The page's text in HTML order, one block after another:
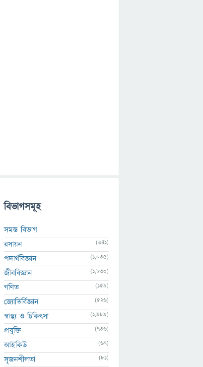
বিভাগসমূহ
সমস্ত বিভাগ
রসায়ন
(641)
পদার্থবিজ্ঞান (1,035)
জীববিজ্ঞান (1,830)
গণিত (159)
জ্যোতির্বিজ্ঞান (526)
স্বাস্থ্য ও চিকিৎসা (1,989)
প্রযুক্তি (736)
আইকিউ (67)
সৃজনশীলতা (81)